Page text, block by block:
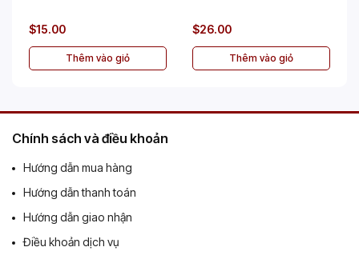
$15.00
Thêm vào giỏ
$26.00
Thêm vào giỏ
Chính sách và điều khoản
Hướng dẫn mua hàng
Hướng dẫn thanh toán
Hướng dẫn giao nhận
Điều khoản dịch vụ